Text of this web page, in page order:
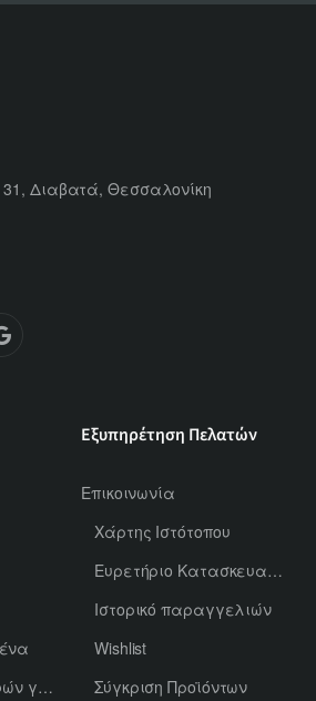
31, Διαβατά, Θεσσαλονίκη
Πολιτική Επιστροφών για Χύμα Αρώματα
Εξυπηρέτηση Πελατών
Επικοινωνία
Χάρτης Ιστότοπου
Ευρετήριο Κατασκευαστών
Ιστορικό παραγγελιών
Wishlist
Σύγκριση Προϊόντων